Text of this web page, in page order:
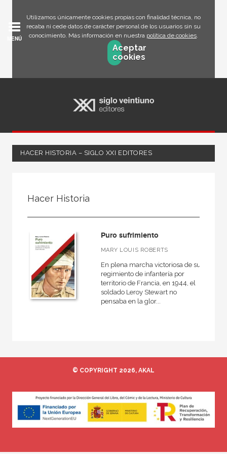
Utilizamos únicamente cookies propias con finalidad técnica, no
recaba ni cede datos de carácter personal de los usuarios sin su
conocimiento. Más información en nuestra política de cookies.
Aceptar
cookies
MENÚ
HACER HISTORIA – SIGLO XXI EDITORES
Ciencias humanas y sociales
Historia
MATERIAS
Actual
América
General
Grecia
Hacer Historia
Puro sufrimiento
MARY LOUIS ROBERTS
En plena marcha victoriosa de su
regimiento de infantería por
territorio de Francia, en 1944, el
soldado Leroy Stewart no
pensaba en la glor...
© COPYRIGHT 2026, AKAL